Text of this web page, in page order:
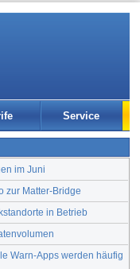
Service
im Juni
zur Matter-Bridge
in Betrieb
Warn-Apps werden häufig